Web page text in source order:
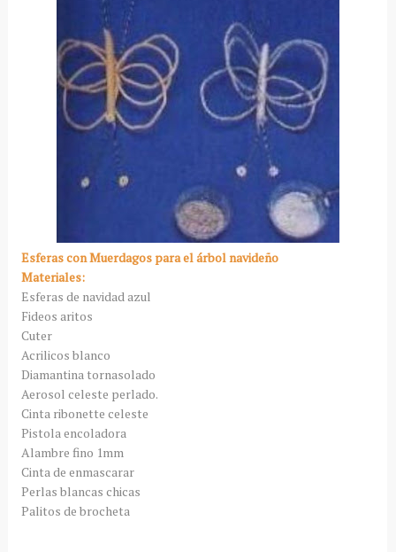
Esferas con Muerdagos para el árbol navideño
Materiales:
Esferas de navidad azul
Fideos aritos
Cuter
Acrilicos blanco
Diamantina tornasolado
Aerosol celeste perlado.
Cinta ribonette celeste
Pistola encoladora
Alambre fino 1mm
Cinta de enmascarar
Perlas blancas chicas
Palitos de brocheta